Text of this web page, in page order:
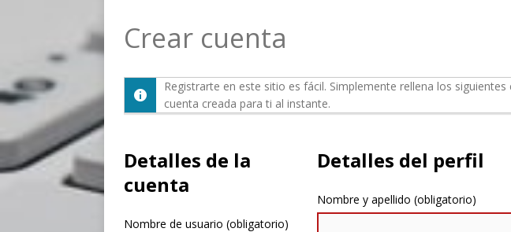
Crear cuenta
Registrarte en este sitio es fácil. Simplemente rellena los
cuenta creada para ti al instante.
Detalles de la
cuenta
Nombre de usuario (obligatorio)
Detalles del perfil
Nombre y apellido (obligatorio)